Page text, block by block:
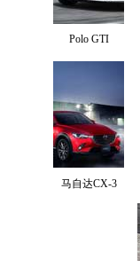
Polo GTI
马自达CX-3